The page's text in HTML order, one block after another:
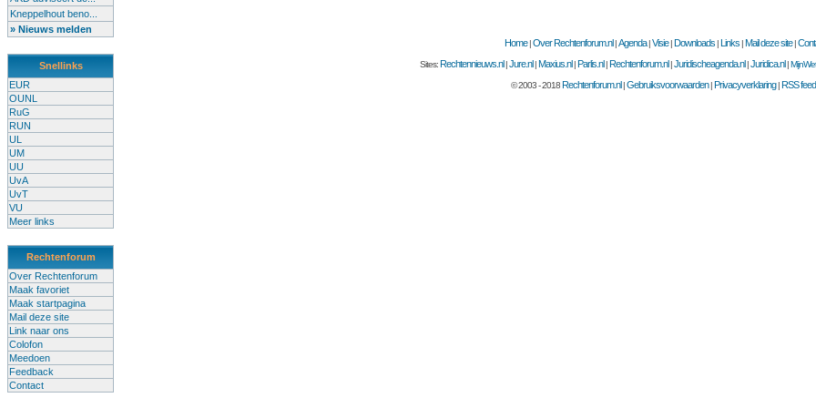
Kneppelhout beno...
» Nieuws melden
Snellinks
EUR
OUNL
RuG
RUN
UL
UM
UU
UvA
UvT
VU
Meer links
Rechtenforum
Over Rechtenforum
Maak favoriet
Maak startpagina
Mail deze site
Link naar ons
Colofon
Meedoen
Feedback
Contact
Home|Over Rechtenforum.nl |Agenda|Visie|Downloads |Links |Mail deze site|
Sites:Rechtennieuws.nl |Jure.nl |Maxius.nl |Parlis.nl |Rechtenforum.nl |Juridischeagenda.nl |Juridica.nl |
© 2003 - 2018Rechtenforum.nl|Gebruiksvoorwaarden|Privacyverklaring|RSS